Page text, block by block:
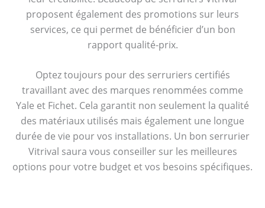
proposent également des promotions sur leurs
services, ce qui permet de bénéficier d’un bon
rapport qualité-prix.
Optez toujours pour des serruriers certifiés
travaillant avec des marques renommées comme
Yale et Fichet. Cela garantit non seulement la qualité
des matériaux utilisés mais également une longue
durée de vie pour vos installations. Un bon serrurier
Vitrival saura vous conseiller sur les meilleures
options pour votre budget et vos besoins spécifiques.